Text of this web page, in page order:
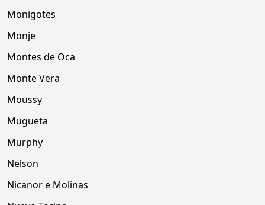
Monigotes
Monje
Montes de Oca
Monte Vera
Moussy
Mugueta
Murphy
Nelson
Nicanor e Molinas